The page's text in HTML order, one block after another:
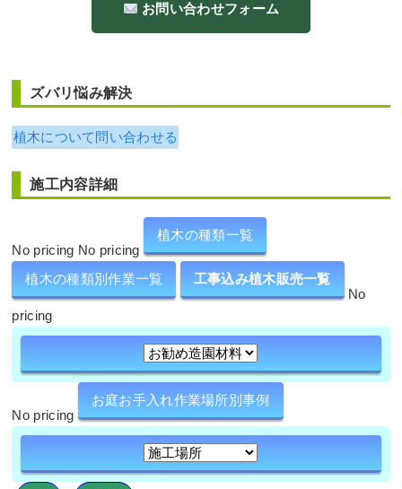
お問い合わせフォーム
ズバリ悩み解決
植木について問い合わせる
施工内容詳細
No pricing No pricing
植木の種類一覧
植木の種類別作業一覧
工事込み植木販売一覧
No
pricing
No pricing
お庭お手入れ作業場所別事例